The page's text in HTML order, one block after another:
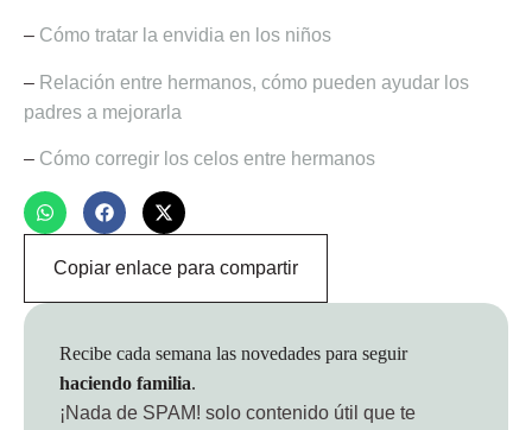
– Cómo tratar la envidia en los niños
– Relación entre hermanos, cómo pueden ayudar los
padres a mejorarla
– Cómo corregir los celos entre hermanos
Copiar enlace para compartir
Recibe cada semana las novedades para seguir
haciendo familia.
¡Nada de SPAM! solo contenido útil que te